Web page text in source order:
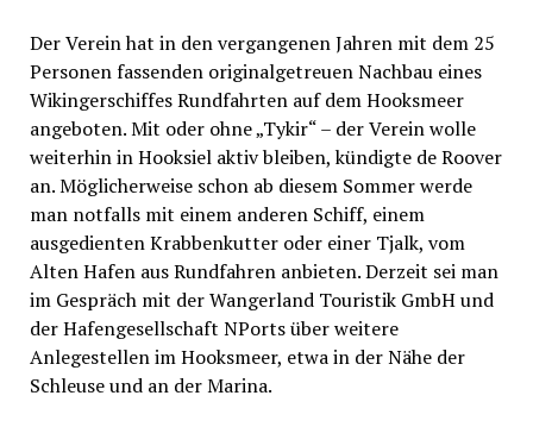
Der Verein hat in den vergangenen Jahren mit dem 25
Personen fassenden originalgetreuen Nachbau eines
Wikingerschiffes Rundfahrten auf dem Hooksmeer
angeboten. Mit oder ohne „Tykir“ – der Verein wolle
weiterhin in Hooksiel aktiv bleiben, kündigte de Roover
an. Möglicherweise schon ab diesem Sommer werde
man notfalls mit einem anderen Schiff, einem
ausgedienten Krabbenkutter oder einer Tjalk, vom
Alten Hafen aus Rundfahren anbieten. Derzeit sei man
im Gespräch mit der Wangerland Touristik GmbH und
der Hafengesellschaft NPorts über weitere
Anlegestellen im Hooksmeer, etwa in der Nähe der
Schleuse und an der Marina.